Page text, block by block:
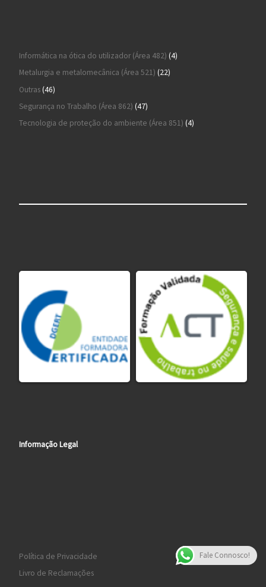
Informática na ótica do utilizador (Área 482) 44 produtos
Metalurgia e metalomecânica (Área 521) 2222 produtos
Outras 4646 produtos
Segurança no Trabalho (Área 862) 4747 produtos
Tecnologia de proteção do ambiente (Área 851) 44 produtos
Informação Legal
Política de Privacidade
Livro de Reclamações
Fale Connosco!